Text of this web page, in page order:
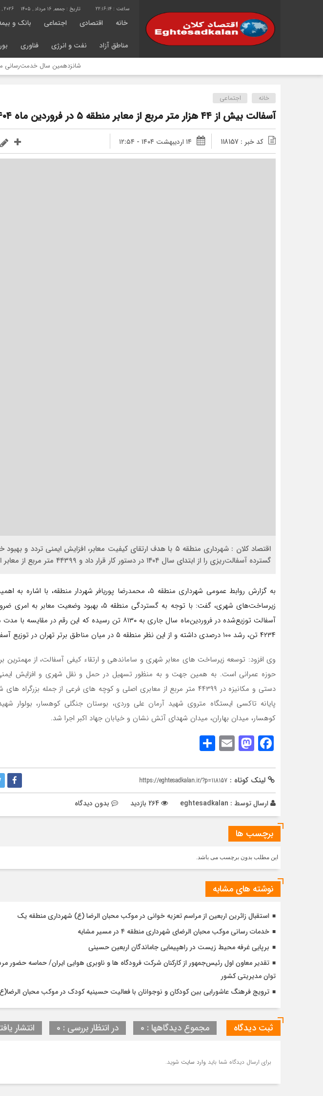
22:16:15 تاریخ : جمعه, ۱۶ مرداد , ۱۴۰۵ 2026
خانه اقتصادی اجتماعی بانک و
مناطق آزاد نفت و انرژی فناوری
شانزدهمین سال خدمت‌رسانی موکب
خانه اجتماعی
آسفالت بیش از ۴۴ هزار متر مربع از معابر منطقه ۵ در فروردین ماه ۱۴۰۴
کد خبر : 118157 ۱۴ اردیبهشت ۱۴۰۴ - ۱۲:۵۴
اقتصاد کلان : شهرداری منطقه ۵ با هدف ارتقای کیفیت معابر، افزایش ایمنی
گسترده آسفالت‌ریزی را از ابتدای سال ۱۴۰۴ در دستور کار قرار داد و ۴۴۳۹۹ متر مربع از معابر این منطقه آسفالت شدند.
به گزارش روابط عمومی شهرداری منطقه ۵، محمدرضا پوریافر شهردار منطقه،
زیرساخت‌های شهری، گفت: با توجه به گستردگی منطقه ۵،
آسفالت توزیع‌شده در فروردین‌ماه سال جاری به ۸۱۳۰ تن رسیده که این
۴۲۳۴ تن، رشد ۱۰۰ درصدی داشته و از این نظر منطقه ۵ در میان مناطق برتر تهران در توزیع آسفالت قرار دارد.
وی افزود: توسعه زیرساخت های معابر شهری و ساماندهی و ارتقاء کیفی آسفالت، از مهمترین
حوزه عمرانی است. به همین جهت و به منظور تسهیل در حمل و نقل شهری و افزایش
دستی و مکانیزه در ۴۴۳۹۹ متر مربع از معابری اصلی و کوچه های فرعی از جمله
پایانه تاکسی ایستگاه متروی شهید آرمان علی وردی، بوستان جنگلی کوهسار، بولوار
کوهسار، میدان بهاران، میدان شهدای آتش نشان و خیابان جهاد اکبر اجرا شد.
Facebook
Mastodon
Email
لینک کوتاه : https://eghtesadkalan.ir/?p=118157
ارسال توسط : eghtesadkalan بدون دیدگاه
برچسب ها
این مطلب بدون برچسب می باشد.
نوشته های مشابه
استقبال زائرین اربعین از مراسم تعزیه خوانی در موکب محبان الرضا (ع) شهرداری منطقه یک
خدمات رسانی موکب محبان الرضای شهرداری منطقه ۴ در مسیر مشایه
برپایی غرفه محیط زیست در راهپیمایی جاماندگان اربعین حسینی
تقدیر معاون اول رئیس‌جمهور از کارکنان شرکت فرودگاه ها و ناوبری هوایی ایران/ حماسه حضور
توان مدیریتی کشور
ترویج فرهنگ عاشورایی بین کودکان و نوجوانان با فعالیت حسینیه کودک در موکب محبان
ثبت دیدگاه مجموع دیدگاهها : 0 در انتظار بررسی : 0 انتشار
برای ارسال دیدگاه شما باید وارد سایت شوید.